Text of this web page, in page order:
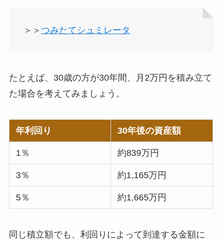
＞＞ つみたてシュミレータ
たとえば、30歳の方が30年間、月2万円を積み立て
た場合を考えてみましょう。
年利回り 30年後の資産額
1％ 約839万円
3％ 約1,165万円
5％ 約1,665万円
同じ積立額でも、利回りによって到達する金額に